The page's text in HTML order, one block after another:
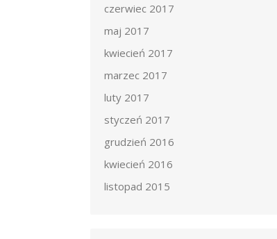
czerwiec 2017
maj 2017
kwiecień 2017
marzec 2017
luty 2017
styczeń 2017
grudzień 2016
kwiecień 2016
listopad 2015